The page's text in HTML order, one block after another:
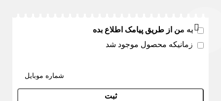
به من از طریق پیامک اطلاع بده
زمانیکه محصول موجود شد
ثبت